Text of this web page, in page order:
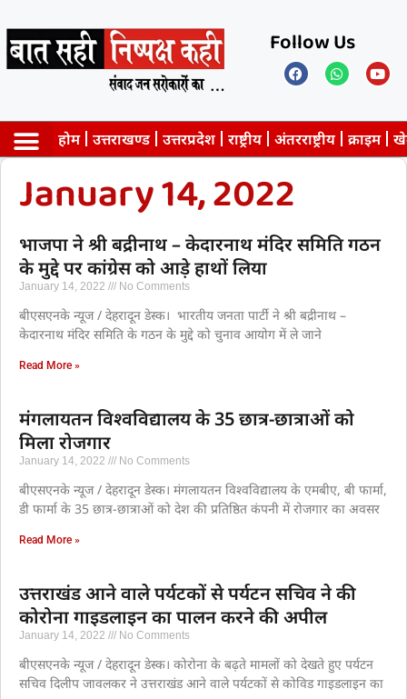
Follow Us
होम उत्तराखण्ड उत्तरप्रदेश राष्ट्रीय अंतरराष्ट्रीय क्राइम
January 14, 2022
भाजपा ने श्री बद्रीनाथ – केदारनाथ मंदिर समिति गठन
के मुद्दे पर कांग्रेस को आड़े हाथों लिया
January 14, 2022 No Comments
बीएसएनके न्यूज / देहरादून डेस्क। भारतीय जनता पार्टी ने श्री बद्रीनाथ –
केदारनाथ मंदिर समिति के गठन के मुद्दे को चुनाव आयोग में ले जाने
Read More »
मंगलायतन विश्वविद्यालय के 35 छात्र-छात्राओं को
मिला रोजगार
January 14, 2022 No Comments
बीएसएनके न्यूज / देहरादून डेस्क। मंगलायतन विश्वविद्यालय के एमबीए, बी फार्मा,
डी फार्मा के 35 छात्र-छात्राओं को देश की प्रतिष्ठित कंपनी में रोजगार का अवसर
Read More »
उत्तराखंड आने वाले पर्यटकों से पर्यटन सचिव ने की
कोरोना गाइडलाइन का पालन करने की अपील
January 14, 2022 No Comments
बीएसएनके न्यूज / देहरादून डेस्क। कोरोना के बढ़ते मामलों को देखते हुए पर्यटन
सचिव दिलीप जावलकर ने उत्तराखंड आने वाले पर्यटकों से कोविड गाइडलाइन का